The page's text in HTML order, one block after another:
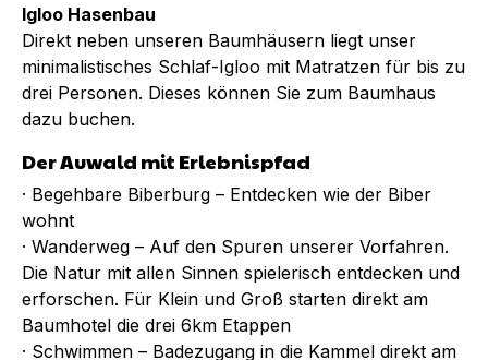
Igloo Hasenbau
Direkt neben unseren Baumhäusern liegt unser
minimalistisches Schlaf-Igloo mit Matratzen für bis zu
drei Personen. Dieses können Sie zum Baumhaus
dazu buchen.
Der Auwald mit Erlebnispfad
· Begehbare Biberburg – Entdecken wie der Biber
wohnt
· Wanderweg – Auf den Spuren unserer Vorfahren.
Die Natur mit allen Sinnen spielerisch entdecken und
erforschen. Für Klein und Groß starten direkt am
Baumhotel die drei 6km Etappen
· Schwimmen – Badezugang in die Kammel direkt am